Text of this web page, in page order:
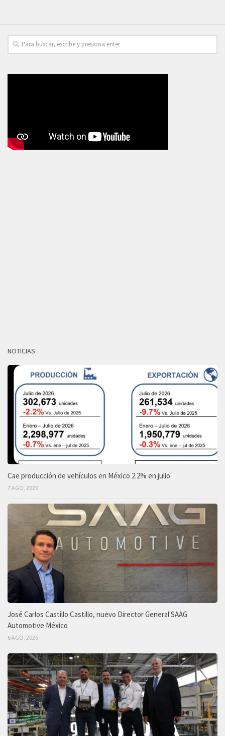
NOTICIAS
Cae producción de vehículos en México 2.2% en julio
7 AGO, 2026
José Carlos Castillo Castillo, nuevo Director General SAAG
Automotive México
6 AGO, 2026